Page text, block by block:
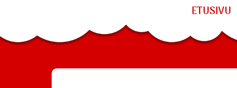
ETUSIVU